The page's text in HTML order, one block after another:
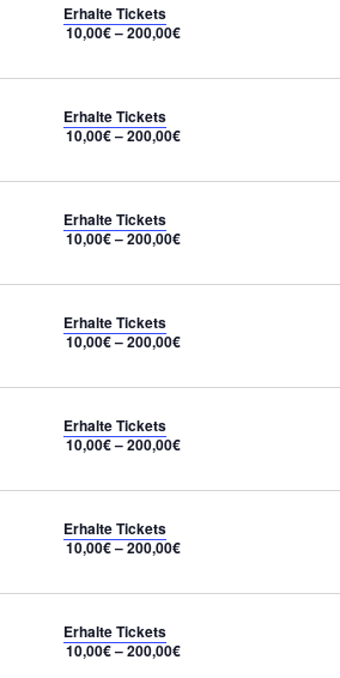
Erhalte Tickets
10,00€ – 200,00€
Erhalte Tickets
10,00€ – 200,00€
Erhalte Tickets
10,00€ – 200,00€
Erhalte Tickets
10,00€ – 200,00€
Erhalte Tickets
10,00€ – 200,00€
Erhalte Tickets
10,00€ – 200,00€
Erhalte Tickets
10,00€ – 200,00€